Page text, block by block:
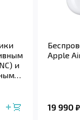
и
Apple
19 990 ₽